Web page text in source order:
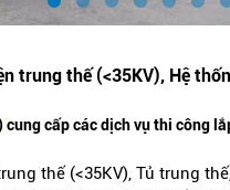
trung thế (<35KV), Hệ
cung cấp các dịch vụ thi công
thế (<35KV), Tủ trung